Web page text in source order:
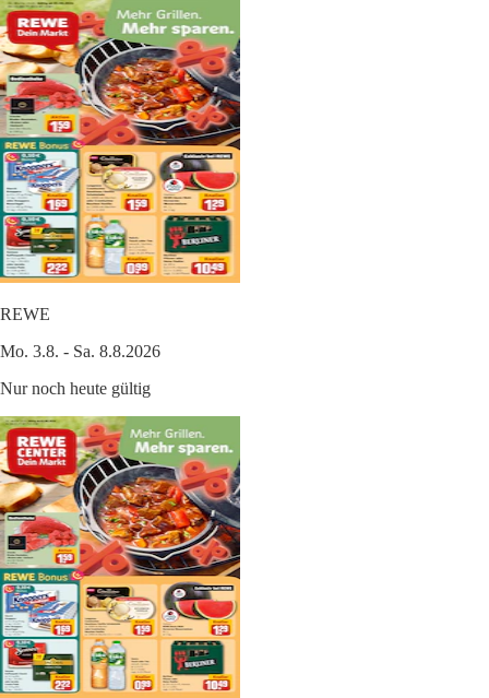
REWE
Mo. 3.8. - Sa. 8.8.2026
Nur noch heute gültig